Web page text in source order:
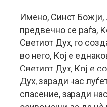
Имено, Синот Божји,
предвечно се раѓа,
Светиот Дух, го
во него, Кој е
Светиот Дух, Кој е
Дух, заради нас
спасение, заради